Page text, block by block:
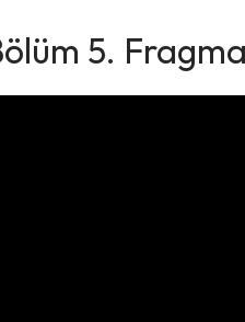
5.